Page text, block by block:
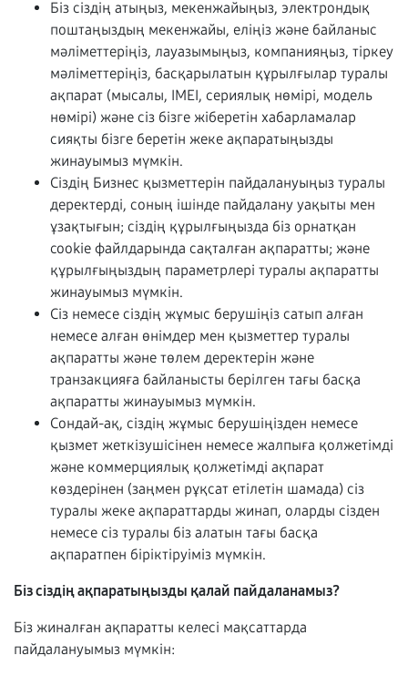
Біз сіздің атыңыз, мекенжайыңыз, электрондық
поштаңыздың мекенжайы, еліңіз және байланыс
мәліметтеріңіз, лауазымыңыз, компанияңыз, тіркеу
мәліметтеріңіз, басқарылатын құрылғылар туралы
ақпарат (мысалы, IMEI, сериялық нөмірі, модель
нөмірі) және сіз бізге жіберетін хабарламалар
сияқты бізге беретін жеке ақпаратыңызды
жинауымыз мүмкін.
Сіздің Бизнес қызметтерін пайдалануыңыз туралы
деректерді, соның ішінде пайдалану уақыты мен
ұзақтығын; сіздің құрылғыңызда біз орнатқан
cookie файлдарында сақталған ақпаратты; және
құрылғыңыздың параметрлері туралы ақпаратты
жинауымыз мүмкін.
Сіз немесе сіздің жұмыс берушіңіз сатып алған
немесе алған өнімдер мен қызметтер туралы
ақпаратты және төлем деректерін және
транзакцияға байланысты берілген тағы басқа
ақпаратты жинауымыз мүмкін.
Сондай-ақ, сіздің жұмыс берушіңізден немесе
қызмет жеткізушісінен немесе жалпыға қолжетімді
және коммерциялық қолжетімді ақпарат
көздерінен (заңмен рұқсат етілетін шамада) сіз
туралы жеке ақпараттарды жинап, оларды сізден
немесе сіз туралы біз алатын тағы басқа
ақпаратпен біріктіруіміз мүмкін.
Біз сіздің ақпаратыңызды қалай пайдаланамыз?
Біз жиналған ақпаратты келесі мақсаттарда
пайдалануымыз мүмкін: